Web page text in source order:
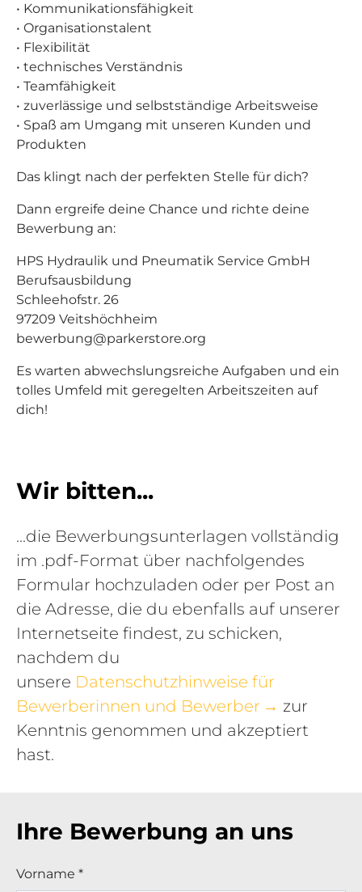
• Kommunikationsfähigkeit
• Organisationstalent
• Flexibilität
• technisches Verständnis
• Teamfähigkeit
• zuverlässige und selbstständige Arbeitsweise
• Spaß am Umgang mit unseren Kunden und
Produkten
Das klingt nach der perfekten Stelle für dich?
Dann ergreife deine Chance und richte deine
Bewerbung an:
HPS Hydraulik und Pneumatik Service GmbH
Berufsausbildung
Schleehofstr. 26
97209 Veitshöchheim
bewerbung@parkerstore.org
Es warten abwechslungsreiche Aufgaben und ein
tolles Umfeld mit geregelten Arbeitszeiten auf
dich!
Wir bitten...
...die Bewerbungsunterlagen vollständig
im .pdf-Format über nachfolgendes
Formular hochzuladen oder per Post an
die Adresse, die du ebenfalls auf unserer
Internetseite findest, zu schicken,
nachdem du
unsere Datenschutzhinweise für
Bewerberinnen und Bewerber
zur
Kenntnis genommen und akzeptiert
hast.
Ihre Bewerbung an uns
Vorname *